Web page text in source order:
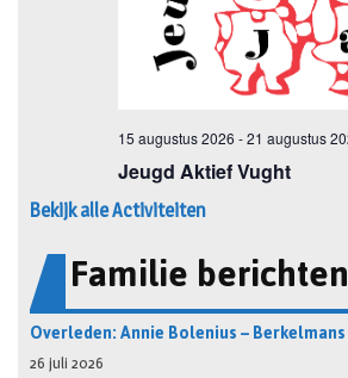
Bekijk alle Activiteiten
Familie berichten
Overleden: Annie Bolenius – Berkelmans
26 juli 2026